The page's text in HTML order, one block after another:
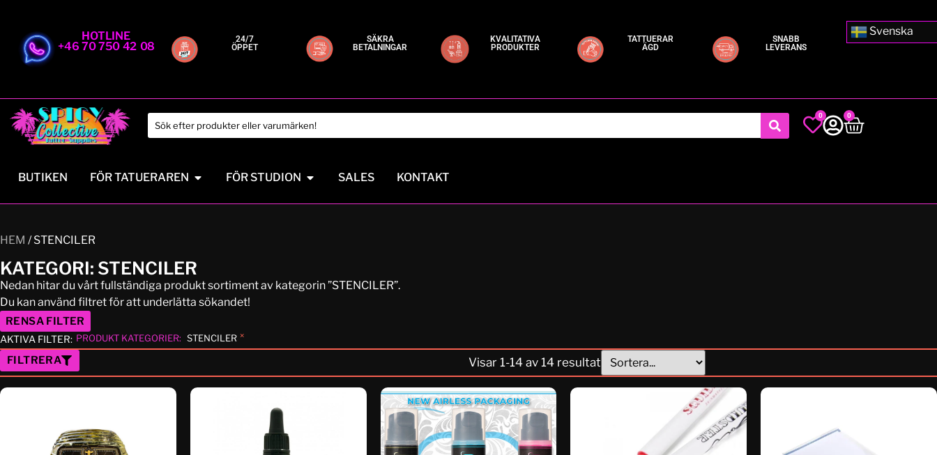
HOTLINE
+46 70 750 42 08
24/7
ÖPPET
SÄKRA
BETALNINGAR
KVALITATIVA
PRODUKTER
TATTUERAR
ÄGD
SNABB
LEVERANS
Svenska
0 0
BUTIKEN FÖR TATUERAREN FÖR STUDION SALES KONTAKT
HEM / STENCILER
KATEGORI: STENCILER
Nedan hitar du vårt fullständiga produkt sortiment av kategorin ”STENCILER”.
Du kan använd filtret för att underlätta sökandet!
RENSA FILTER
AKTIVA FILTER: PRODUKT KATEGORIER: STENCILER ×
FILTRERA Visar 1-14 av 14 resultat